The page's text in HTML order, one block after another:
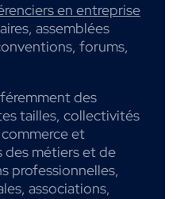
en entreprise
assemblées
forums,
des
tailles, collectivités
et
des métiers et de
professionnelles,
associations,